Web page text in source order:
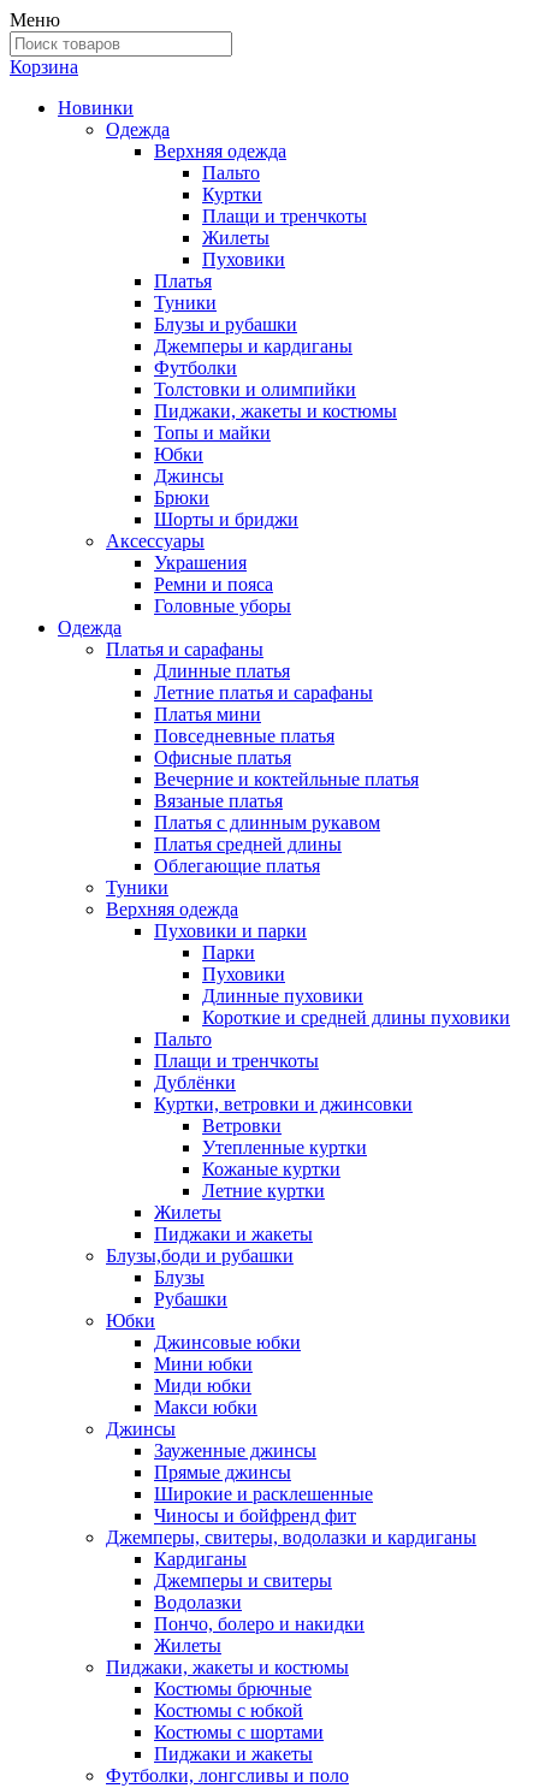
Меню
Корзина
Новинки
Одежда
Верхняя одежда
Пальто
Куртки
Плащи и тренчкоты
Жилеты
Пуховики
Платья
Туники
Блузы и рубашки
Джемперы и кардиганы
Футболки
Толстовки и олимпийки
Пиджаки, жакеты и костюмы
Топы и майки
Юбки
Джинсы
Брюки
Шорты и бриджи
Аксессуары
Украшения
Ремни и пояса
Головные уборы
Одежда
Платья и сарафаны
Длинные платья
Летние платья и сарафаны
Платья мини
Повседневные платья
Офисные платья
Вечерние и коктейльные платья
Вязаные платья
Платья с длинным рукавом
Платья средней длины
Облегающие платья
Туники
Верхняя одежда
Пуховики и парки
Парки
Пуховики
Длинные пуховики
Короткие и средней длины пуховики
Пальто
Плащи и тренчкоты
Дублёнки
Куртки, ветровки и джинсовки
Ветровки
Утепленные куртки
Кожаные куртки
Летние куртки
Жилеты
Пиджаки и жакеты
Блузы,боди и рубашки
Блузы
Рубашки
Юбки
Джинсовые юбки
Мини юбки
Миди юбки
Макси юбки
Джинсы
Зауженные джинсы
Прямые джинсы
Широкие и расклешенные
Чиносы и бойфренд фит
Джемперы, свитеры, водолазки и кардиганы
Кардиганы
Джемперы и свитеры
Водолазки
Пончо, болеро и накидки
Жилеты
Пиджаки, жакеты и костюмы
Костюмы брючные
Костюмы с юбкой
Костюмы с шортами
Пиджаки и жакеты
Футболки, лонгсливы и поло